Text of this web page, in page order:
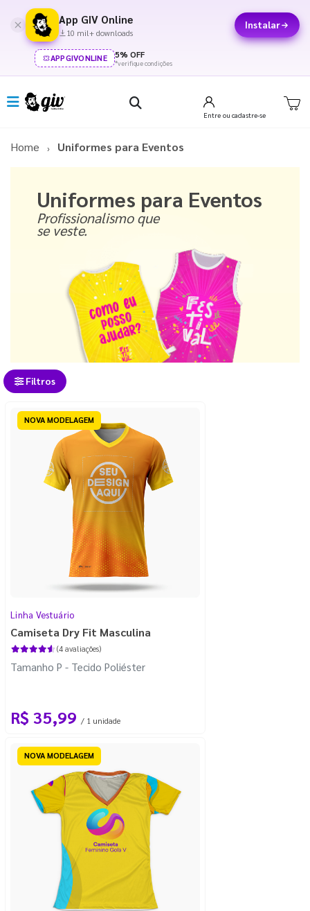
App GIV Online
10 mil+ downloads
Instalar
APPGIVONLINE 5% OFF
*verifique condições
Entre ou cadastre-se
Home Uniformes para Eventos
Uniformes para Eventos
Profissionalismo que
se veste.
Filtros
NOVA MODELAGEM
Linha Vestuário
Camiseta Dry Fit Masculina
(4 avaliações)
Tamanho P - Tecido Poliéster
R$ 35,99 / 1 unidade
NOVA MODELAGEM